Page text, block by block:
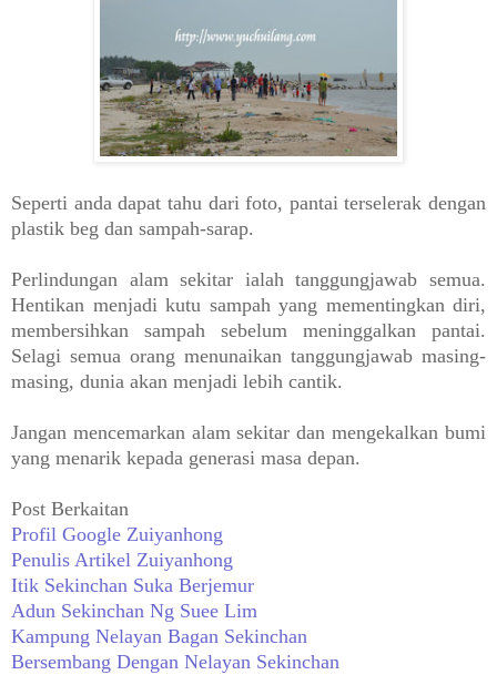
Seperti anda dapat tahu dari foto, pantai terselerak dengan
plastik beg dan sampah-sarap.
Perlindungan alam sekitar ialah tanggungjawab semua.
Hentikan menjadi kutu sampah yang mementingkan diri,
membersihkan sampah sebelum meninggalkan pantai.
Selagi semua orang menunaikan tanggungjawab masing-
masing, dunia akan menjadi lebih cantik.
Jangan mencemarkan alam sekitar dan mengekalkan bumi
yang menarik kepada generasi masa depan.
Post Berkaitan
Profil Google Zuiyanhong
Penulis Artikel Zuiyanhong
Itik Sekinchan Suka Berjemur
Adun Sekinchan Ng Suee Lim
Kampung Nelayan Bagan Sekinchan
Bersembang Dengan Nelayan Sekinchan